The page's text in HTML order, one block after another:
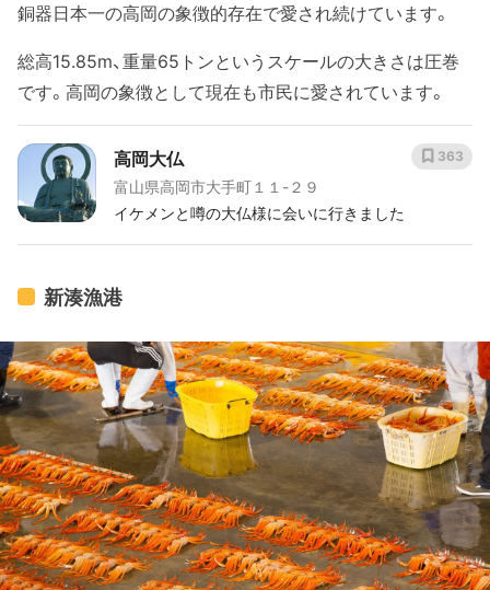
銅器日本一の高岡の象徴的存在で愛され続けています。
総高15.85m、重量65トンというスケールの大きさは圧巻
です。高岡の象徴として現在も市民に愛されています。
高岡大仏
富山県高岡市大手町１１-２９
イケメンと噂の大仏様に会いに行きました
363
新湊漁港